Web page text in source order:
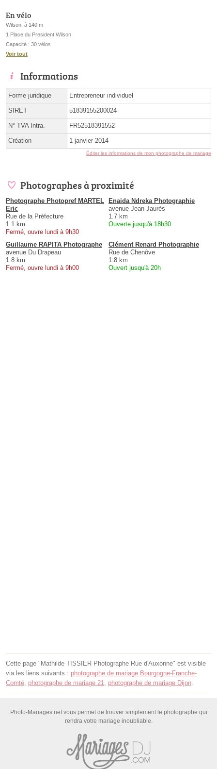
En vélo
Wilson, à 140 m
1 Place du President Wilson
Capacité : 30 vélos
Voir tout
Informations
Forme juridique Entrepreneur individuel
SIRET 51839155200024
N° TVA Intra. FR52518391552
Création 1 janvier 2014
Éditer les informations de mon photographe de mariage
Photographes à proximité
Photographe Photopref MARTEL
Eric
Rue de la Préfecture
1.1 km
Fermé, ouvre lundi à 9h30
Enaida Ndreka Photographie
avenue Jean Jaurès
1.7 km
Ouverte jusqu'à 18h30
Guillaume RAPITA Photographe
avenue Du Drapeau
1.8 km
Fermé, ouvre lundi à 9h00
Clément Renard Photographie
Rue de Chenôve
1.8 km
Ouvert jusqu'à 20h
Cette page "Mathilde TISSIER Photographe Rue d'Auxonne" est visible
via les liens suivants : photographe de mariage Bourgogne-Franche-
Comté photographe de mariage 21 photographe de mariage Dijon
Photo-Mariages.net vous permet de trouver simplement le photographe qui
rendra votre mariage inoubliable.